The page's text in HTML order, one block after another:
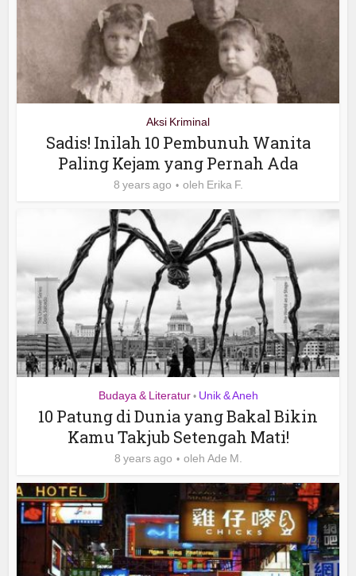
Aksi Kriminal
Sadis! Inilah 10 Pembunuh Wanita
Paling Kejam yang Pernah Ada
8 years ago oleh Erika F.
Budaya & Literatur • Unik & Aneh
10 Patung di Dunia yang Bakal Bikin
Kamu Takjub Setengah Mati!
8 years ago oleh Ade M.